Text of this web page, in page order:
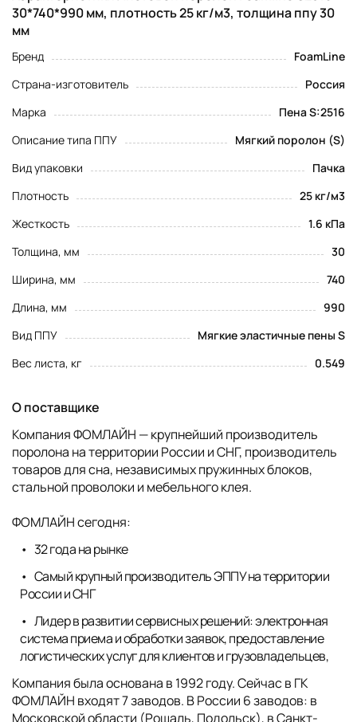
30*740*990 мм, плотность 25 кг/м3, толщина ппу 30
мм
Бренд
FoamLine
Страна-изготовитель
Россия
Марка
Пена S:2516
Описание типа ППУ
Мягкий поролон (S)
Вид упаковки
Пачка
Плотность
25 кг/м3
Жесткость
1.6 кПа
Толщина, мм
30
Ширина, мм
740
Длина, мм
990
Вид ППУ
Мягкие эластичные пены S
Вес листа, кг
0.549
О поставщике
Компания ФОМЛАЙН — крупнейший производитель
поролона на территории России и СНГ, производитель
товаров для сна, независимых пружинных блоков,
стальной проволоки и мебельного клея.
ФОМЛАЙН сегодня:
32 года на рынке
Самый крупный производитель ЭППУ на территории
России и СНГ
Лидер в развитии сервисных решений: электронная
система приема и обработки заявок, предоставление
логистических услуг для клиентов и грузовладельцев,
Компания была основана в 1992 году. Сейчас в ГК
ФОМЛАЙН входят 7 заводов. В России 6 заводов: в
Московской области (Рошаль, Подольск), в Санкт-